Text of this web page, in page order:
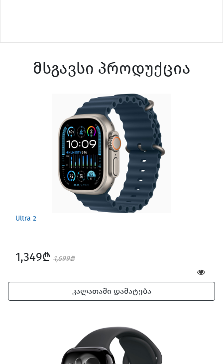
მსგავსი პროდუქცია
Ultra 2
1,349₾ 1,699₾
კალათაში დამატება